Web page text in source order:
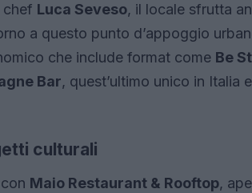
chef Luca Seveso, il locale sfrutta
a questo punto d’appoggio
che include format come Be
Bar, quest’ultimo unico in Italia
culturali
con Maio Restaurant & Rooftop,